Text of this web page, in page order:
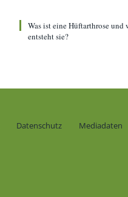
Was ist eine Hüftarthrose und
entsteht sie?
Datenschutz Mediadaten